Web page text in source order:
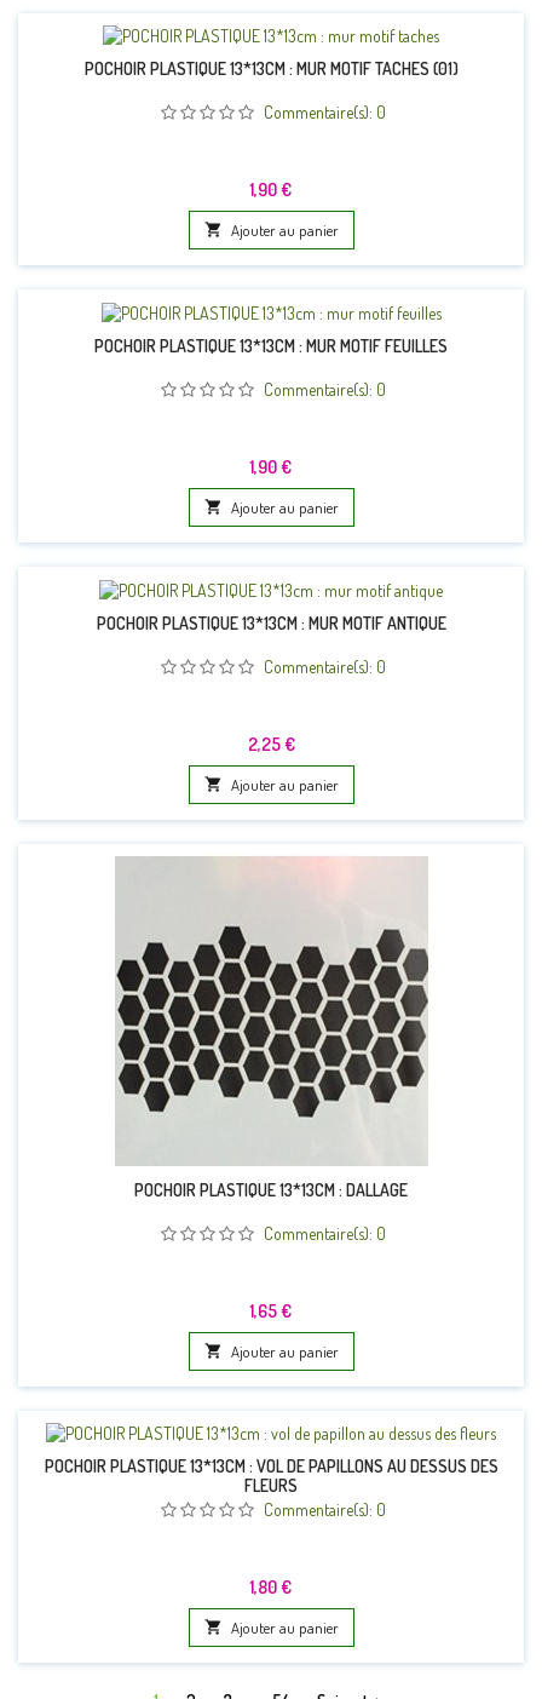
POCHOIR PLASTIQUE 13*13CM : MUR MOTIF TACHES (01)
Commentaire(s): 0
Prix
1,90 €
 Ajouter au panier
POCHOIR PLASTIQUE 13*13CM : MUR MOTIF FEUILLES
Commentaire(s): 0
Prix
1,90 €
 Ajouter au panier
POCHOIR PLASTIQUE 13*13CM : MUR MOTIF ANTIQUE
Commentaire(s): 0
Prix
2,25 €
 Ajouter au panier
POCHOIR PLASTIQUE 13*13CM : DALLAGE
Commentaire(s): 0
Prix
1,65 €
 Ajouter au panier
POCHOIR PLASTIQUE 13*13CM : VOL DE PAPILLONS AU DESSUS DES
FLEURS
Commentaire(s): 0
Prix
1,80 €
 Ajouter au panier